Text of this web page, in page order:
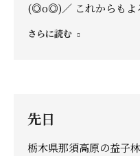
(◎o◎)／ これからもよ
さらに読む
先日
栃木県那須高原の益子